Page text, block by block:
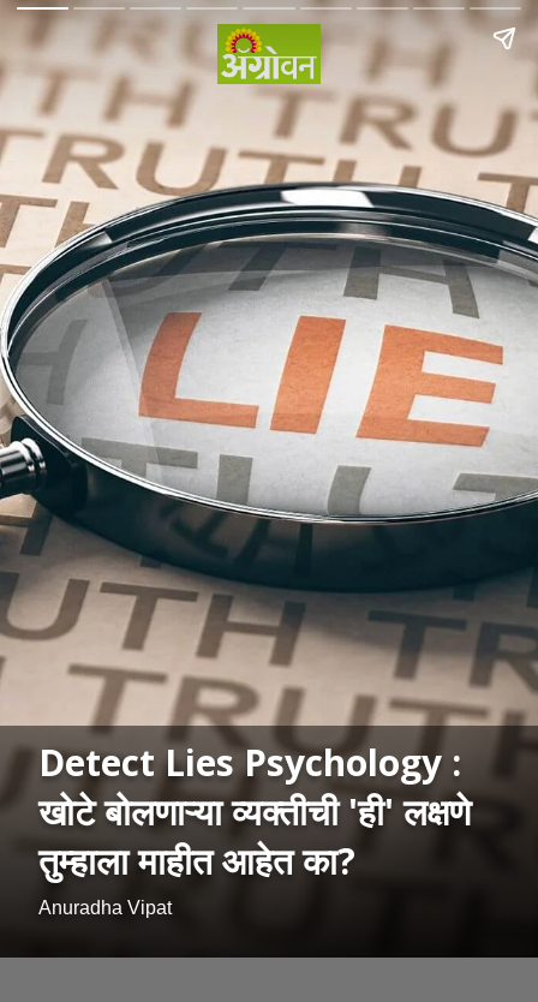
Detect Lies Psychology :
खोटे बोलणाऱ्या व्यक्तीची 'ही' लक्षणे
तुम्हाला माहीत आहेत का?
Anuradha Vipat